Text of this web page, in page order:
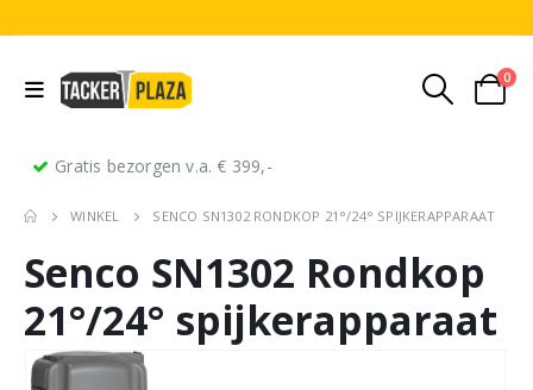
0
Gratis bezorgen v.a. € 399,-
WINKEL SENCO SN1302 RONDKOP 21°/24° SPIJKERAPPARAAT
Senco SN1302 Rondkop
21°/24° spijkerapparaat